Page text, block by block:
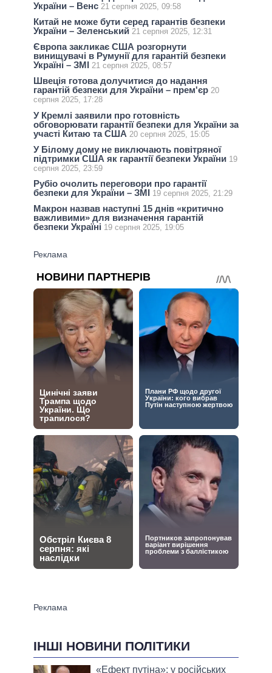
України – Венс 21 серпня 2025, 09:58
Китай не може бути серед гарантів безпеки
України – Зеленський 21 серпня 2025, 12:31
Європа закликає США розгорнути
винищувачі в Румунії для гарантій безпеки
Україні – ЗМI 21 серпня 2025, 08:57
Швеція готова долучитися до надання
гарантій безпеки для України – прем'єр 20
серпня 2025, 17:28
У Кремлі заявили про готовність
обговорювати гарантії безпеки для України за
участі Китаю та США 20 серпня 2025, 15:05
У Білому дому не виключають повітряної
підтримки США як гарантії безпеки України 19
серпня 2025, 23:59
Рубіо очолить переговори про гарантії
безпеки для України – ЗМІ 19 серпня 2025, 21:29
Макрон назвав наступні 15 днів «критично
важливими» для визначення гарантій
безпеки Україні 19 серпня 2025, 19:05
ІНШІ НОВИНИ ПОЛІТИКИ
«Ефект путіна»: у російських